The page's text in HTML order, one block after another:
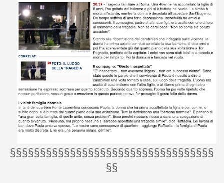
§§§§§§§§§§§§§§§§§§§§§§§§§§§§§§§§§§
§§